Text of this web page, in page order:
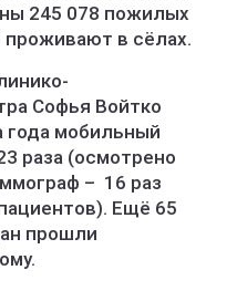
245 078 пожилых
проживают в сёлах.
Софья Войтко
года мобильный
раза (осмотрено
– 16 раз
Ещё 65
прошли